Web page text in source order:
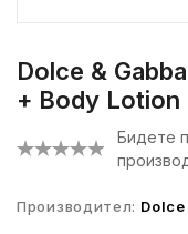
Dolce &
+ Body Lotion
Бидете
Производител: Dolce